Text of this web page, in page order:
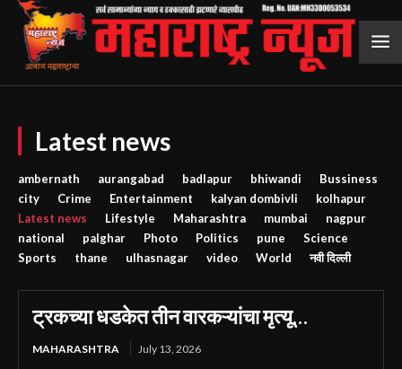
Latest news
ambernath aurangabad badlapur bhiwandi
Bussiness
city
Crime Entertainment kalyan dombivli
kolhapur
Latest news
Lifestyle Maharashtra mumbai
nagpur
national
palghar Photo Politics pune
Science
Sports
thane ulhasnagar video World नवी दिल्ली
ट्रकच्या धडकेत तीन वारकऱ्यांचा मृत्यू…
MAHARASHTRA July 13, 2026